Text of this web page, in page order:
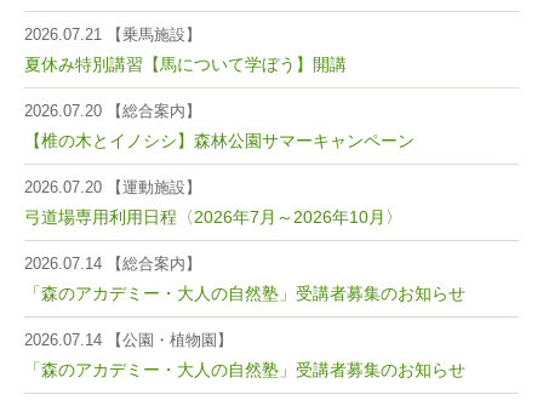
2026.07.21 【乗馬施設】
夏休み特別講習【馬について学ぼう】開講
2026.07.20 【総合案内】
【椎の木とイノシシ】森林公園サマーキャンペーン
2026.07.20 【運動施設】
弓道場専用利用日程〈2026年7月～2026年10月〉
2026.07.14 【総合案内】
「森のアカデミー・大人の自然塾」受講者募集のお知らせ
2026.07.14 【公園・植物園】
「森のアカデミー・大人の自然塾」受講者募集のお知らせ